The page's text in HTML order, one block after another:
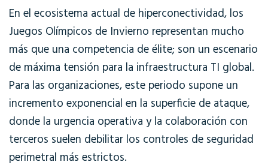
En el ecosistema actual de hiperconectividad, los
Juegos Olímpicos de Invierno representan mucho
más que una competencia de élite; son un escenario
de máxima tensión para la infraestructura TI global.
Para las organizaciones, este periodo supone un
incremento exponencial en la superficie de ataque,
donde la urgencia operativa y la colaboración con
terceros suelen debilitar los controles de seguridad
perimetral más estrictos.